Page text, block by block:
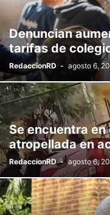
Denuncian
tarifas de
RedaccionRD - agosto 6,
Se encuentra
atropellada en
RedaccionRD - agosto 6,